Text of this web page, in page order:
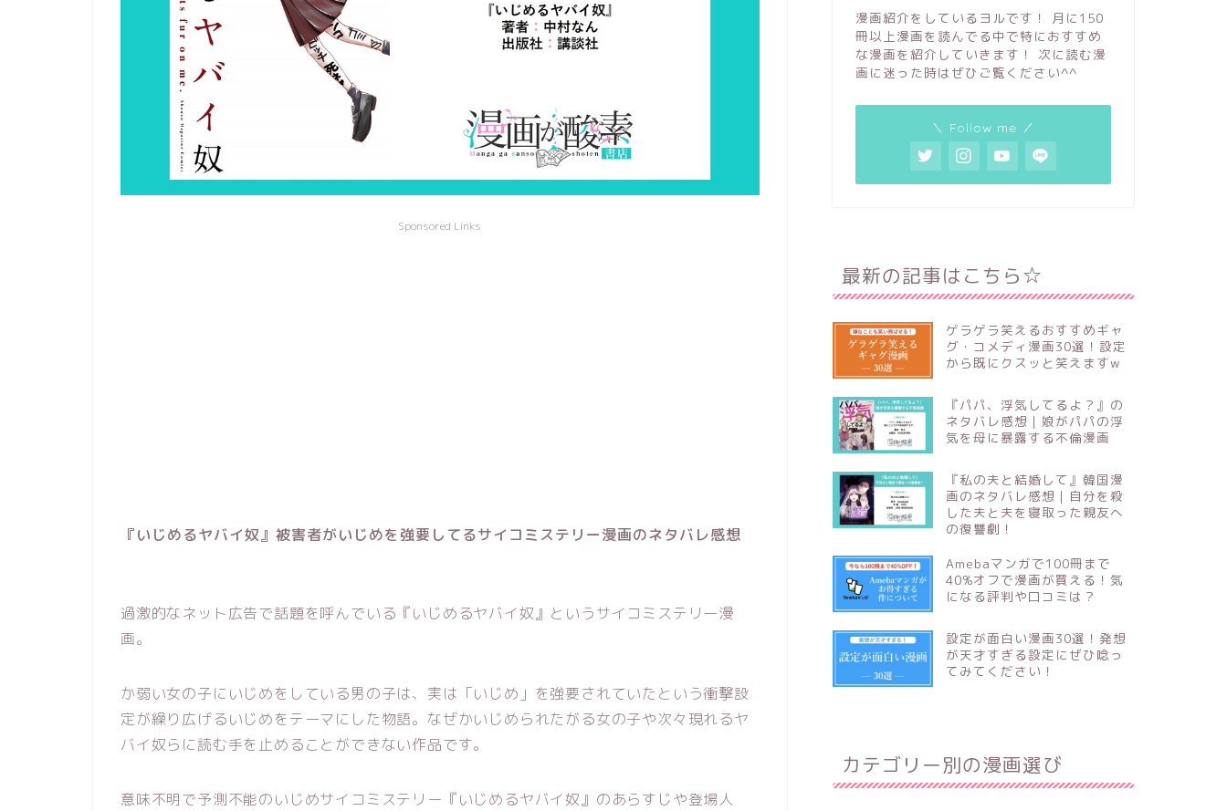
Sponsored Links
『いじめるヤバイ奴』被害者がいじめを強要してるサイコミステリー漫画のネタバレ感想
過激的なネット広告で話題を呼んでいる『いじめるヤバイ奴』というサイコミステリー漫
画。
か弱い女の子にいじめをしている男の子は、実は「いじめ」を強要されていたという衝撃設
定が繰り広げるいじめをテーマにした物語。なぜかいじめられたがる女の子や次々現れるヤ
バイ奴らに読む手を止めることができない作品です。
意味不明で予測不能のいじめサイコミステリー『いじめるヤバイ奴』のあらすじや登場人
漫画紹介をしているヨルです！ 月に150
冊以上漫画を読んでる中で特におすすめ
な漫画を紹介していきます！ 次に読む漫
画に迷った時はぜひご覧ください^^
＼ Follow me ／
最新の記事はこちら☆
ゲラゲラ笑えるおすすめギャ
グ・コメディ漫画30選！設定
から既にクスッと笑えますw
『パパ、浮気してるよ？』の
ネタバレ感想｜娘がパパの浮
気を母に暴露する不倫漫画
『私の夫と結婚して』韓国漫
画のネタバレ感想｜自分を殺
した夫と夫を寝取った親友へ
の復讐劇！
Amebaマンガで100冊まで
40%オフで漫画が買える！気
になる評判や口コミは？
設定が面白い漫画30選！発想
が天才すぎる設定にぜひ唸っ
てみてください！
カテゴリー別の漫画選び